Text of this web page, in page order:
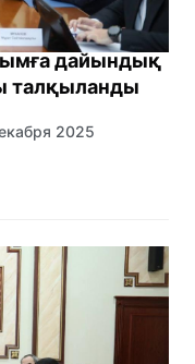
дайындық
талқыланды
2025